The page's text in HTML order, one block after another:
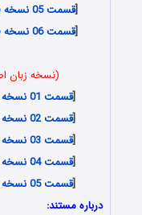
[قسمت 05 نسخه 1080p
[قسمت 06 نسخه 1080p
(نسخه زبان
[قسمت 01 نسخه 1080p
[قسمت 02 نسخه 1080p
[قسمت 03 نسخه 1080p
[قسمت 04 نسخه 1080p
[قسمت 05 نسخه 1080p
درباره مستند: